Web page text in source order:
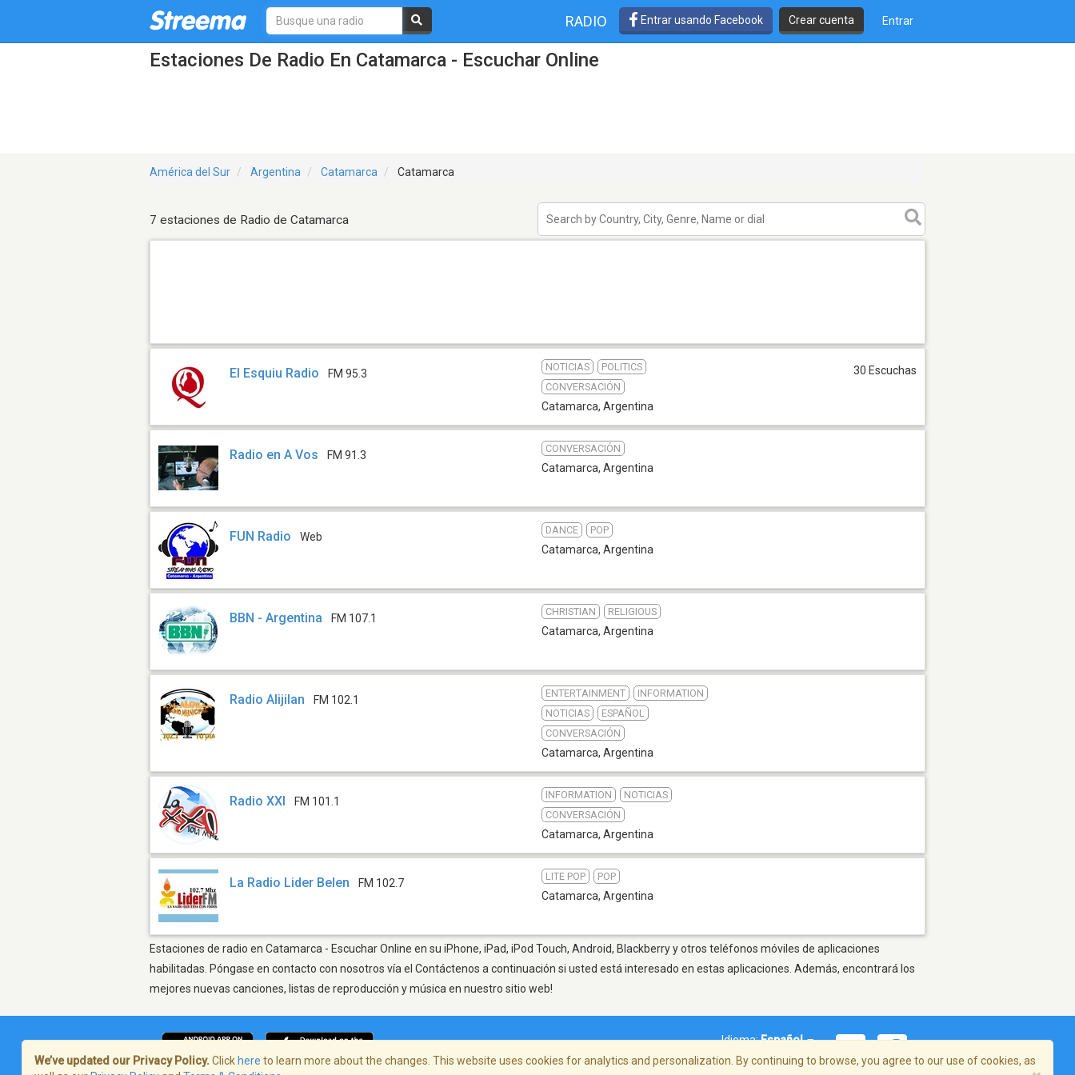
RADIO Entrar usando Facebook Crear cuenta Entrar
Estaciones De Radio En Catamarca - Escuchar Online
América del Sur Argentina Catamarca Catamarca
7 estaciones de Radio de Catamarca
El Esquiu Radio FM 95.3
NOTICIAS
POLITICS
CONVERSACIÓN
Catamarca, Argentina
30 Escuchas
Radio en A Vos FM 91.3
CONVERSACIÓN
Catamarca, Argentina
FUN Radio Web
DANCE POP
Catamarca, Argentina
BBN - Argentina FM 107.1
CHRISTIAN RELIGIOUS
Catamarca, Argentina
Radio Alijilan FM 102.1
ENTERTAINMENT
INFORMATION
NOTICIAS
ESPAÑOL
CONVERSACIÓN
Catamarca, Argentina
Radio XXI FM 101.1
INFORMATION
NOTICIAS
CONVERSACIÓN
Catamarca, Argentina
La Radio Lider Belen FM 102.7
LITE POP POP
Catamarca, Argentina
Estaciones de radio en Catamarca - Escuchar Online en su iPhone, iPad, iPod Touch, Android, Blackberry y otros teléfonos móviles de aplicaciones
habilitadas. Póngase en contacto con nosotros vía el Contáctenos a continuación si usted está interesado en estas aplicaciones. Además, encontrará los
mejores nuevas canciones, listas de reproducción y música en nuestro sitio web!
Idioma:Español
We’ve updated our Privacy Policy. Click here to learn more about the changes. This website uses cookies for analytics and personalization. By continuing to browse, you agree to our use of cookies, as